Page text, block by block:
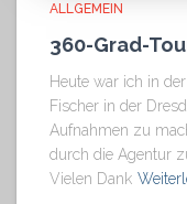
ALLGEMEIN
360-Grad-
Heute war ich in
Fischer in der
Aufnahmen zu
durch die Agentur
Vielen Dank